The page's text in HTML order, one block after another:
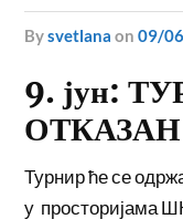
bysvetlana on09/
9. јун:
ОТКАЗАН
Турнир ће се
у просторијама